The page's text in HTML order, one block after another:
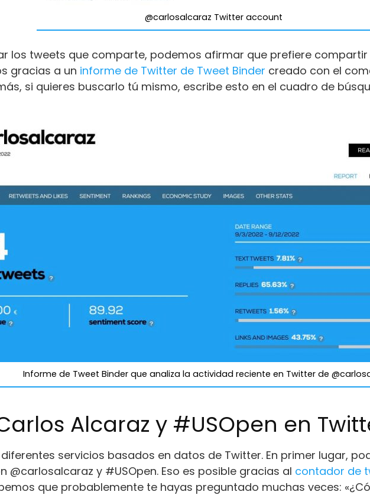
@carlosalcaraz Twitter account
los tweets que comparte, podemos afirmar que prefiere
gracias a un informe de Twitter de Tweet Binder creado con el
si quieres buscarlo tú mismo, escribe esto en el cuadro de
Informe de Tweet Binder que analiza la actividad reciente en Twitter de
Alcaraz y #USOpen en
servicios basados ​​en datos de Twitter. En primer lugar,
@carlosalcaraz y #USOpen. Eso es posible gracias al contador de
que probablemente te hayas preguntado muchas veces: